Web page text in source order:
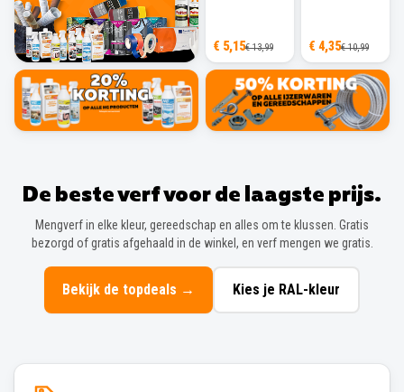
€ 5,15€ 13,99 € 4,35€ 10,99
De beste verf voor de laagste prijs.
Mengverf in elke kleur, gereedschap en alles om te klussen. Gratis
bezorgd of gratis afgehaald in de winkel, en verf mengen we gratis.
Bekijk de topdeals → Kies je RAL-kleur